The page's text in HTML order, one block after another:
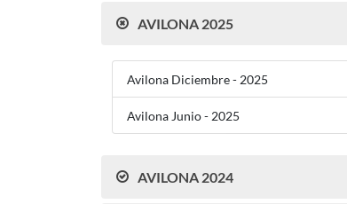
AVILONA 2025
Avilona Diciembre - 2025
Avilona Junio - 2025
AVILONA 2024